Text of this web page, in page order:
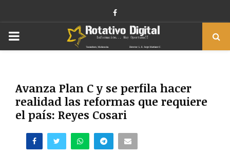
Facebook
PRIMARY
Avanza Plan C y se perfila hacer
realidad las reformas que requiere
el país: Reyes Cosari